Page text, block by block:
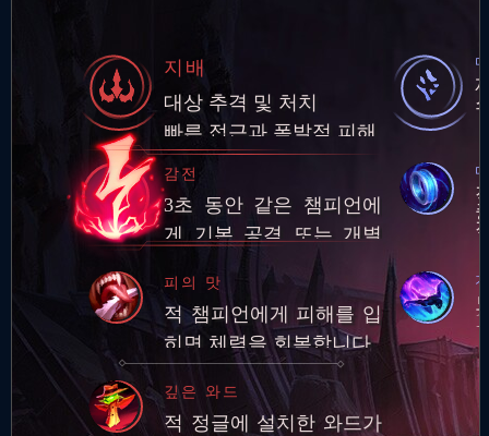
지배
대상 추격 및 처치
빠른 접근과 폭발적 피해
감전
3초 동안 같은 챔피언에
게 기본 공격 또는 개별
스킬 3회를 적중시키면
추가 적응형 피해 적용
피의 맛
적 챔피언에게 피해를 입
히면 체력을 회복합니다.
깊은 와드
적 정글에 설치한 와드가